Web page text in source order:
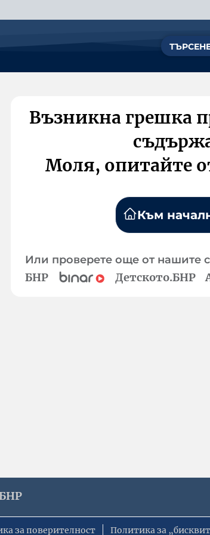
Възникна грешка
Моля, опитайте
Към
Или проверете още от нашите
БНР Детското.БНР
за поверителност Политика за